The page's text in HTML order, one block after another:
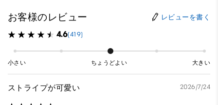
お客様のレビュー レビューを書く
4.6(419)
小さい ちょうどよい 大きい
ストライプが可愛い 2026/7/24